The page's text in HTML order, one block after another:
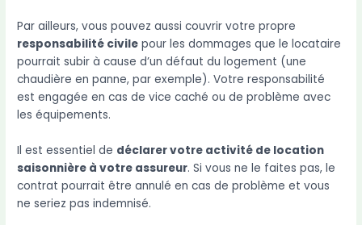
Par ailleurs, vous pouvez aussi couvrir votre propre
responsabilité civile pour les dommages que le locataire
pourrait subir à cause d’un défaut du logement (une
chaudière en panne, par exemple). Votre responsabilité
est engagée en cas de vice caché ou de problème avec
les équipements.
Il est essentiel de déclarer votre activité de location
saisonnière à votre assureur. Si vous ne le faites pas, le
contrat pourrait être annulé en cas de problème et vous
ne seriez pas indemnisé.